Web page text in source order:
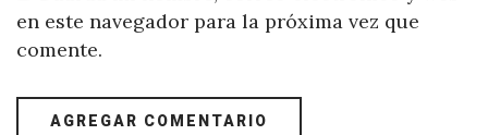
en este navegador para la próxima vez que
comente.